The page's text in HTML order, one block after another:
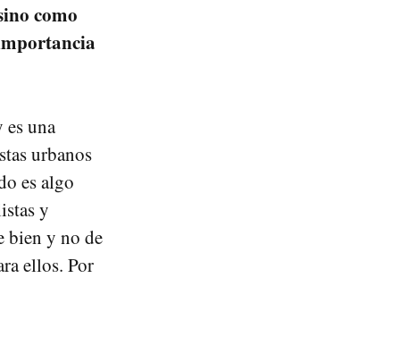
como
es una
urbanos
es algo
y
bien y no de
ellos. Por